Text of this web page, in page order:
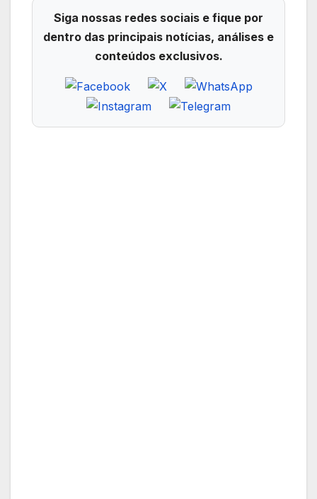
Siga nossas redes sociais e fique por
dentro das principais notícias, análises e
conteúdos exclusivos.